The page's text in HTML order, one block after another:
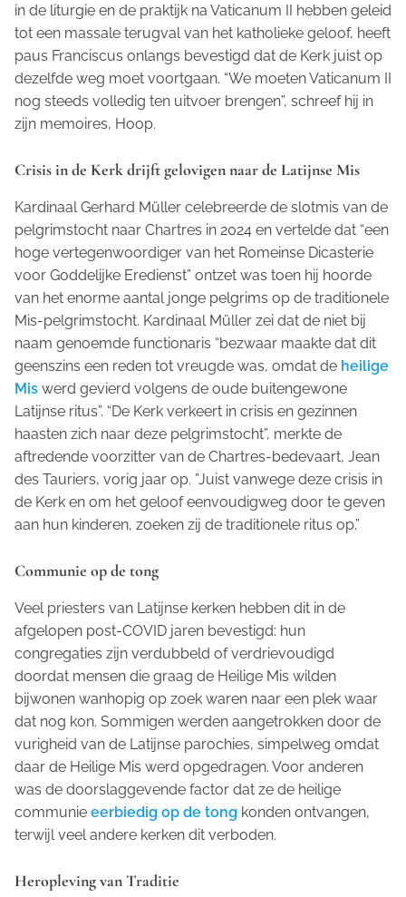
in de liturgie en de praktijk na Vaticanum II hebben geleid
tot een massale terugval van het katholieke geloof, heeft
paus Franciscus onlangs bevestigd dat de Kerk juist op
dezelfde weg moet voortgaan. “We moeten Vaticanum II
nog steeds volledig ten uitvoer brengen”, schreef hij in
zijn memoires, Hoop.
Crisis in de Kerk drijft gelovigen naar de Latijnse Mis
Kardinaal Gerhard Müller celebreerde de slotmis van de
pelgrimstocht naar Chartres in 2024 en vertelde dat “een
hoge vertegenwoordiger van het Romeinse Dicasterie
voor Goddelijke Eredienst” ontzet was toen hij hoorde
van het enorme aantal jonge pelgrims op de traditionele
Mis-pelgrimstocht. Kardinaal Müller zei dat de niet bij
naam genoemde functionaris “bezwaar maakte dat dit
geenszins een reden tot vreugde was, omdat de heilige
Mis werd gevierd volgens de oude buitengewone
Latijnse ritus”. “De Kerk verkeert in crisis en gezinnen
haasten zich naar deze pelgrimstocht”, merkte de
aftredende voorzitter van de Chartres-bedevaart, Jean
des Tauriers, vorig jaar op. ”Juist vanwege deze crisis in
de Kerk en om het geloof eenvoudigweg door te geven
aan hun kinderen, zoeken zij de traditionele ritus op.”
Communie op de tong
Veel priesters van Latijnse kerken hebben dit in de
afgelopen post-COVID jaren bevestigd: hun
congregaties zijn verdubbeld of verdrievoudigd
doordat mensen die graag de Heilige Mis wilden
bijwonen wanhopig op zoek waren naar een plek waar
dat nog kon. Sommigen werden aangetrokken door de
vurigheid van de Latijnse parochies, simpelweg omdat
daar de Heilige Mis werd opgedragen. Voor anderen
was de doorslaggevende factor dat ze de heilige
communie eerbiedig op de tong konden ontvangen,
terwijl veel andere kerken dit verboden.
Heropleving van Traditie